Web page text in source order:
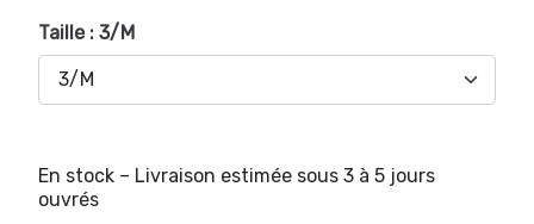
Taille : 3/M
En stock – Livraison estimée sous 3 à 5 jours
ouvrés